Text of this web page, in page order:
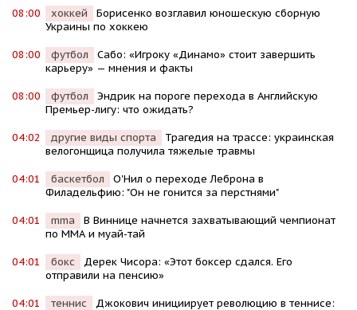
08:00 хоккей
Борисенко возглавил юношескую сборную
Украины по хоккею
08:00 футбол
Сабо: «Игроку «Динамо» стоит завершить
карьеру» — мнения и факты
08:00 футбол
Эндрик на пороге перехода в Английскую
Премьер-лигу: что ожидать?
04:02 другие виды спорта
Трагедия на трассе: украинская
велогонщица получила тяжелые травмы
04:01 баскетбол
О'Нил о переходе Леброна в
Филадельфию: "Он не гонится за перстнями"
04:01 mma
В Виннице начнется захватывающий чемпионат
по ММА и муай-тай
04:01 бокс
Дерек Чисора: «Этот боксер сдался. Его
отправили на пенсию»
04:01 теннис
Джокович инициирует революцию в теннисе: